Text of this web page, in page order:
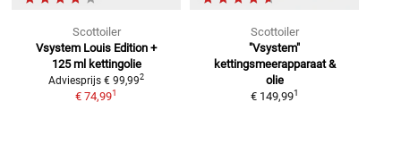
Scottoiler
Vsystem Louis Edition +
125 ml kettingolie
Adviesprijs € 99,992
€ 74,991
Scottoiler
"Vsystem"
kettingsmeerapparaat &
olie
€ 149,991